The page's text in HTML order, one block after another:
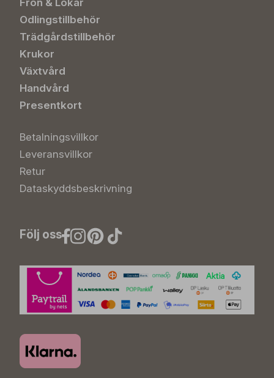
Frön & Lökar
Odlingstillbehör
Trädgårdstillbehör
Krukor
Växtvård
Handvård
Presentkort
Betalningsvillkor
Leveransvillkor
Retur
Dataskyddsbeskrivning
Följ oss